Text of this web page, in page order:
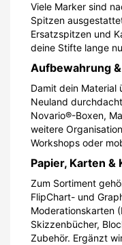
Viele Marker sind
Spitzen
Ersatzspitzen und
deine Stifte lange
Aufbewahrung
Damit dein
Neuland
Novario®-Boxen,
weitere
Workshops oder
Papier, Karten
Zum Sortiment
FlipChart- und
Moderationskarten
Skizzenbücher,
Zubehör. Ergänzt